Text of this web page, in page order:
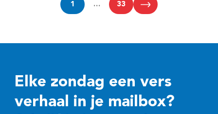
1 … 33
Elke zondag een vers
verhaal in je mailbox?